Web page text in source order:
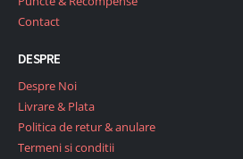
Contact
DESPRE
Despre Noi
Livrare & Plata
Politica de retur & anulare
Termeni si conditii